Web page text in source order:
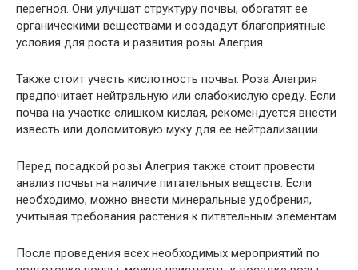
перегноя. Они улучшат структуру почвы, обогатят ее
органическими веществами и создадут благоприятные
условия для роста и развития розы Алегрия.
Также стоит учесть кислотность почвы. Роза Алегрия
предпочитает нейтральную или слабокислую среду. Если
почва на участке слишком кислая, рекомендуется внести
известь или доломитовую муку для ее нейтрализации.
Перед посадкой розы Алегрия также стоит провести
анализ почвы на наличие питательных веществ. Если
необходимо, можно внести минеральные удобрения,
учитывая требования растения к питательным элементам.
После проведения всех необходимых мероприятий по